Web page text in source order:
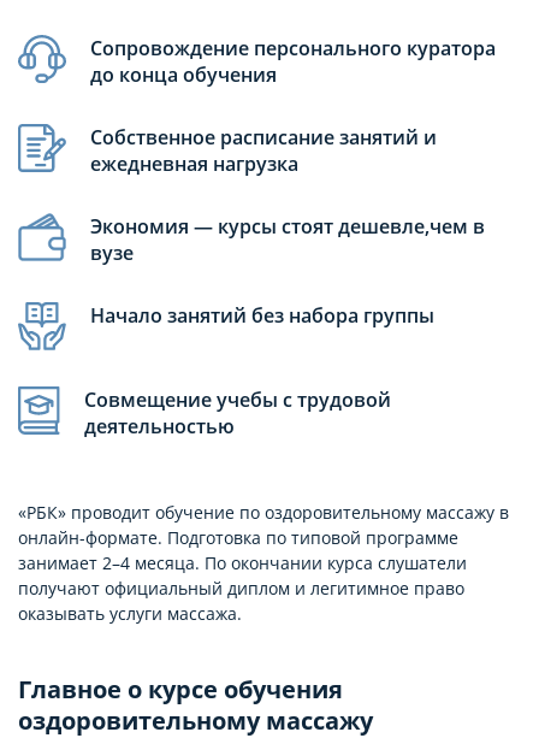
Сопровождение персонального куратора
до конца обучения
Собственное расписание занятий и
ежедневная нагрузка
Экономия — курсы стоят дешевле,чем в
вузе
Начало занятий без набора группы
Совмещение учебы с трудовой
деятельностью
«РБК» проводит обучение по оздоровительному массажу в
онлайн-формате. Подготовка по типовой программе
занимает 2–4 месяца. По окончании курса слушатели
получают официальный диплом и легитимное право
оказывать услуги массажа.
Главное о курсе обучения
оздоровительному массажу